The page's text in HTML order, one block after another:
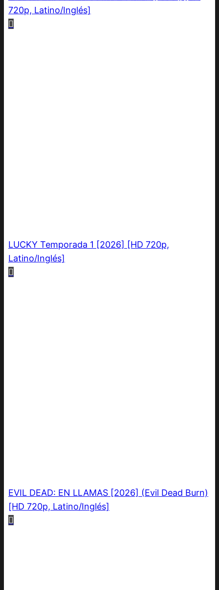
720p, Latino/Inglés]
LUCKY Temporada 1 [2026] [HD 720p,
Latino/Inglés]
EVIL DEAD: EN LLAMAS [2026] (Evil Dead Burn)
[HD 720p, Latino/Inglés]